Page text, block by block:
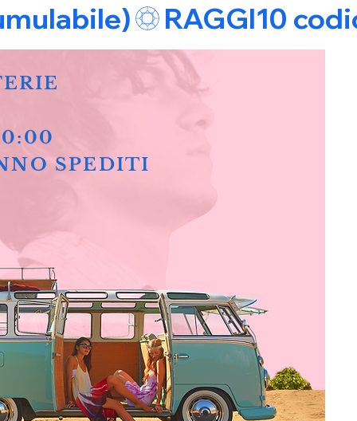
SPEDITI